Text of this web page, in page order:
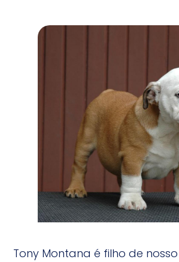
Tony Montana é filho de